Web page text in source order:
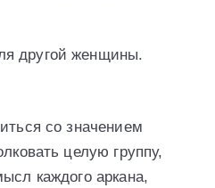
другой женщины.
со значением
целую группу,
каждого аркана,